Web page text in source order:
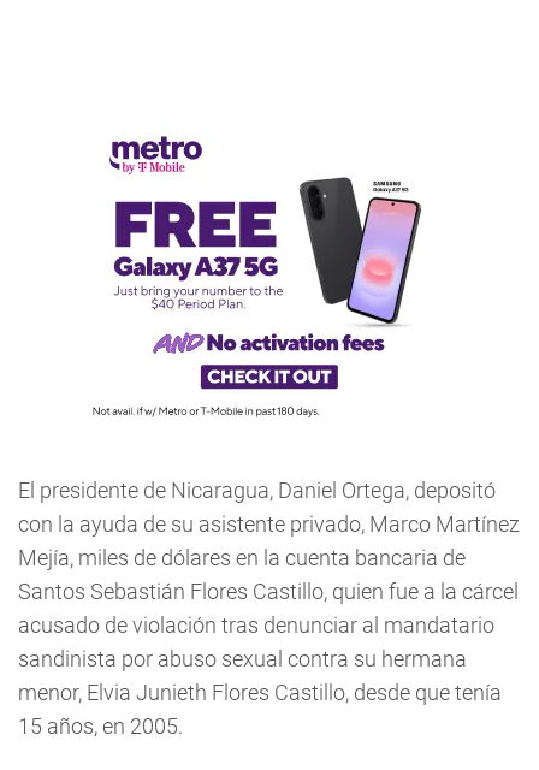
El presidente de Nicaragua, Daniel Ortega, depositó
con la ayuda de su asistente privado, Marco Martínez
Mejía, miles de dólares en la cuenta bancaria de
Santos Sebastián Flores Castillo, quien fue a la cárcel
acusado de violación tras denunciar al mandatario
sandinista por abuso sexual contra su hermana
menor, Elvia Junieth Flores Castillo, desde que tenía
15 años, en 2005.